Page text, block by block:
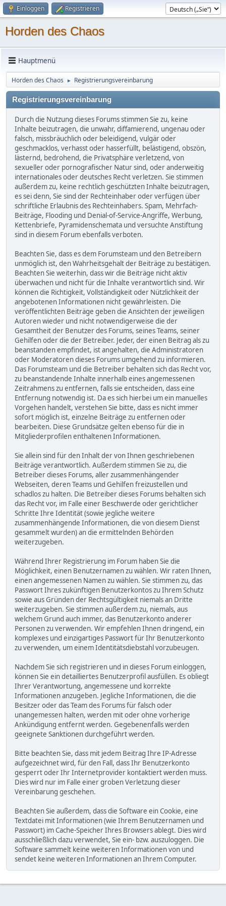
Einloggen Registrieren
Horden des Chaos
Hauptmenü
Horden des Chaos ► Registrierungsvereinbarung
Registrierungsvereinbarung
Durch die Nutzung dieses Forums stimmen Sie zu, keine
Inhalte beizutragen, die unwahr, diffamierend, ungenau oder
falsch, missbräuchlich oder beleidigend, vulgär oder
geschmacklos, verhasst oder hasserfüllt, belästigend, obszön,
lästernd, bedrohend, die Privatsphäre verletzend, von
sexueller oder pornografischer Natur sind, oder anderweitig
internationales oder deutsches Recht verletzen. Sie stimmen
außerdem zu, keine rechtlich geschützten Inhalte beizutragen,
es sei denn, Sie sind der Rechteinhaber oder verfügen über
schriftliche Erlaubnis des Rechteinhabers. Spam, Mehrfach-
Beiträge, Flooding und Denial-of-Service-Angriffe, Werbung,
Kettenbriefe, Pyramidenschemata und versuchte Anstiftung
sind in diesem Forum ebenfalls verboten.
Beachten Sie, dass es dem Forumsteam und den Betreibern
unmöglich ist, den Wahrheitsgehalt der Beiträge zu bestätigen.
Beachten Sie weiterhin, dass wir die Beiträge nicht aktiv
überwachen und nicht für die Inhalte verantwortlich sind. Wir
können die Richtigkeit, Vollständigkeit oder Nützlichkeit der
angebotenen Informationen nicht gewährleisten. Die
veröffentlichten Beiträge geben die Ansichten der jeweiligen
Autoren wieder und nicht notwendigerweise die der
Gesamtheit der Benutzer des Forums, seines Teams, seiner
Gehilfen oder die der Betreiber. Jeder, der einen Beitrag als zu
beanstanden empfindet, ist angehalten, die Administratoren
oder Moderatoren dieses Forums umgehend zu informieren.
Das Forumsteam und die Betreiber behalten sich das Recht vor,
zu beanstandende Inhalte innerhalb eines angemessenen
Zeitrahmens zu entfernen, falls sie entscheiden, dass eine
Entfernung notwendig ist. Da es sich hierbei um ein manuelles
Vorgehen handelt, verstehen Sie bitte, dass es nicht immer
sofort möglich ist, einzelne Beiträge zu entfernen oder
bearbeiten. Diese Grundsätze gelten ebenso für die in
Mitgliederprofilen enthaltenen Informationen.
Sie allein sind für den Inhalt der von Ihnen geschriebenen
Beiträge verantwortlich. Außerdem stimmen Sie zu, die
Betreiber dieses Forums, aller zusammenhängender
Webseiten, deren Teams und Gehilfen freizustellen und
schadlos zu halten. Die Betreiber dieses Forums behalten sich
das Recht vor, im Falle einer Beschwerde oder gerichtlicher
Schritte Ihre Identität (sowie jegliche weitere
zusammenhängende Informationen, die von diesem Dienst
gesammelt wurden) an die ermittelnden Behörden
weiterzugeben.
Während Ihrer Registrierung im Forum haben Sie die
Möglichkeit, einen Benutzernamen zu wählen. Wir raten Ihnen,
einen angemessenen Namen zu wählen. Sie stimmen zu, das
Passwort Ihres zukünftigen Benutzerkontos zu Ihrem Schutz
sowie aus Gründen der Rechtsgültigkeit niemals an Dritte
weiterzugeben. Sie stimmen außerdem zu, niemals, aus
welchem Grund auch immer, das Benutzerkonto anderer
Personen zu verwenden. Wir empfehlen Ihnen dringend, ein
komplexes und einzigartiges Passwort für Ihr Benutzerkonto
zu verwenden, um einem Identitätsdiebstahl vorzubeugen.
Nachdem Sie sich registrieren und in dieses Forum einloggen,
können Sie ein detailliertes Benutzerprofil ausfüllen. Es obliegt
Ihrer Verantwortung, angemessene und korrekte
Informationen anzugeben. Jegliche Informationen, die die
Besitzer oder das Team des Forums für falsch oder
unangemessen halten, werden mit oder ohne vorherige
Ankündigung entfernt werden. Gegebenenfalls werden
geeignete Sanktionen durchgeführt werden.
Bitte beachten Sie, dass mit jedem Beitrag Ihre IP-Adresse
aufgezeichnet wird, für den Fall, dass Ihr Benutzerkonto
gesperrt oder Ihr Internetprovider kontaktiert werden muss.
Dies wird nur im Falle einer groben Verletzung dieser
Vereinbarung geschehen.
Beachten Sie außerdem, dass die Software ein Cookie, eine
Textdatei mit Informationen (wie Ihrem Benutzernamen und
Passwort) im Cache-Speicher Ihres Browsers ablegt. Dies wird
ausschließlich dazu verwendet, Sie ein- bzw. auszuloggen. Die
Software sammelt keine weiteren Informationen von und
sendet keine weiteren Informationen an Ihrem Computer.